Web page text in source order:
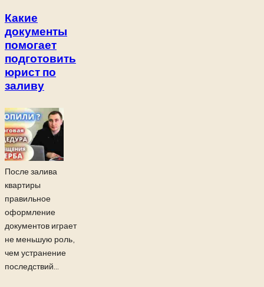
Какие
документы
помогает
подготовить
юрист по
заливу
После залива
квартиры
правильное
оформление
документов играет
не меньшую роль,
чем устранение
последствий...